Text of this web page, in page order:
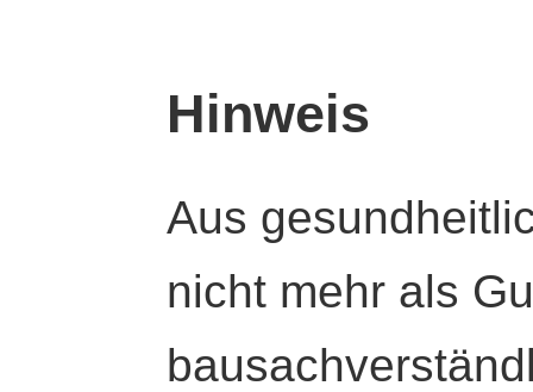
Hinweis
Aus
nicht mehr als